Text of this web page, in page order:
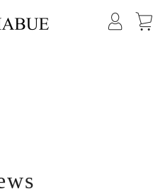
調を纏う“皮革の宝石”で仕立てた、芸術